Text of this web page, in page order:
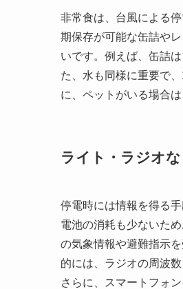
非常食は、台風による
期保存が可能な缶詰や
いです。例えば、缶詰
た、水も同様に重要で
に、ペットがいる場合
ライト・ラジオ
停電時には情報を得る
電池の消耗も少ないた
の気象情報や避難指示
的には、ラジオの周波
さらに、スマートフォ